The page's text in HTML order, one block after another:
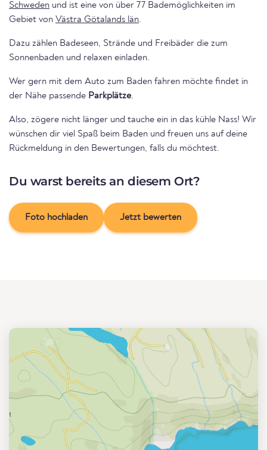
Schweden und ist eine von über 77 Bademöglichkeiten im
Gebiet von Västra Götalands län.
Dazu zählen Badeseen, Strände und Freibäder die zum
Sonnenbaden und relaxen einladen.
Wer gern mit dem Auto zum Baden fahren möchte findet in
der Nähe passende Parkplätze.
Also, zögere nicht länger und tauche ein in das kühle Nass! Wir
wünschen dir viel Spaß beim Baden und freuen uns auf deine
Rückmeldung in den Bewertungen, falls du möchtest.
Du warst bereits an diesem Ort?
Foto hochladen Jetzt bewerten